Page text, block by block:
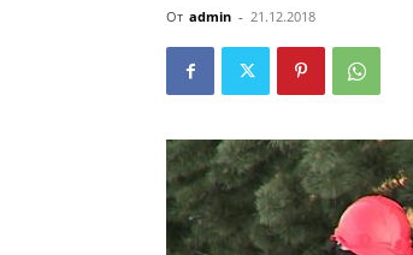
От admin - 21.12.2018